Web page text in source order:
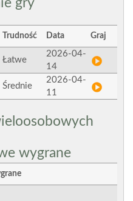
Trudność Data Graj
Łatwe
2026-04-
14
Średnie
2026-04-
11
wygrane